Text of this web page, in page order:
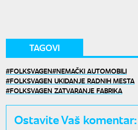
TAGOVI
FOLKSVAGEN NEMAČKI AUTOMOBILI
FOLKSVAGEN UKIDANJE RADNIH MESTA
FOLKSVAGEN ZATVARANJE FABRIKA
Ostavite Vaš komentar: